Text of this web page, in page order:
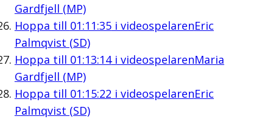
Gardfjell (MP)
Hoppa till 01:11:35i videospelarenEric
Palmqvist (SD)
Hoppa till 01:13:14i videospelarenMaria
Gardfjell (MP)
Hoppa till 01:15:22 i videospelarenEric
Palmqvist (SD)